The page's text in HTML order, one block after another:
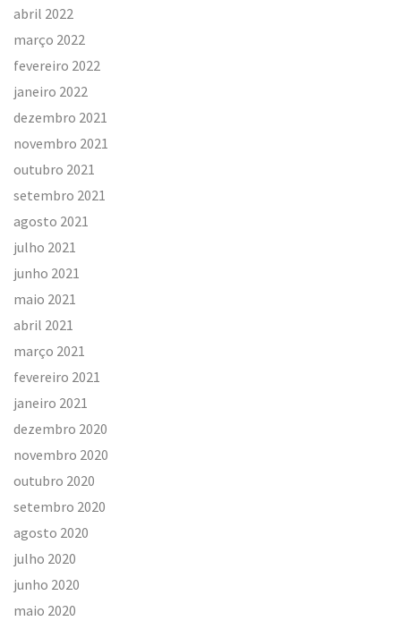
abril 2022
março 2022
fevereiro 2022
janeiro 2022
dezembro 2021
novembro 2021
outubro 2021
setembro 2021
agosto 2021
julho 2021
junho 2021
maio 2021
abril 2021
março 2021
fevereiro 2021
janeiro 2021
dezembro 2020
novembro 2020
outubro 2020
setembro 2020
agosto 2020
julho 2020
junho 2020
maio 2020